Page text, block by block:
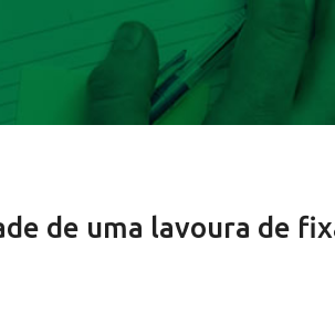
de uma lavoura de